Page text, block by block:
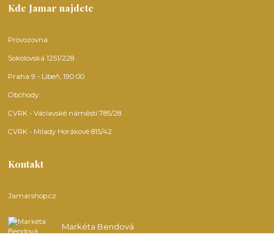
Kde Jamar najdete
Provozovna:
Sokolovská 1251/228
Praha 9 - Libeň, 190 00
Obchody:
CVRK - Václavské náměstí 785/28
CVRK - Milady Horákové 815/42
Kontakt
Jamarshop.cz
Markéta Bendová